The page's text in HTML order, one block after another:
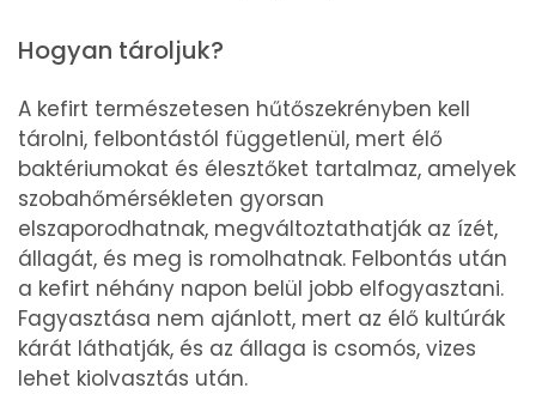
Hogyan tároljuk?
A kefirt természetesen hűtőszekrényben kell
tárolni, felbontástól függetlenül, mert élő
baktériumokat és élesztőket tartalmaz, amelyek
szobahőmérsékleten gyorsan
elszaporodhatnak, megváltoztathatják az ízét,
állagát, és meg is romolhatnak. Felbontás után
a kefirt néhány napon belül jobb elfogyasztani.
Fagyasztása nem ajánlott, mert az élő kultúrák
kárát láthatják, és az állaga is csomós, vizes
lehet kiolvasztás után.